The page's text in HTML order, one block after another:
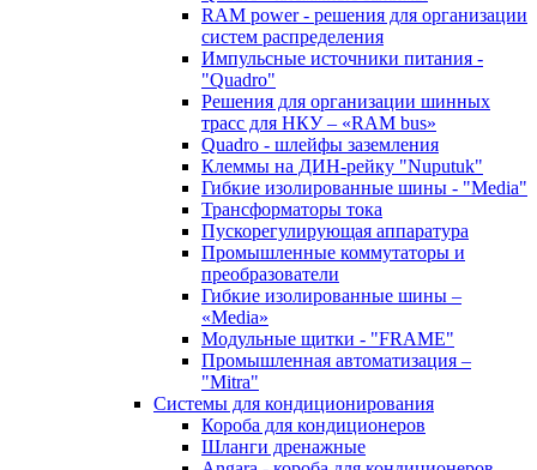
RAM power - решения для организации
систем распределения
Импульсные источники питания -
"Quadro"
Решения для организации шинных
трасс для НКУ – «RAM bus»
Quadro - шлейфы заземления
Клеммы на ДИН-рейку "Nuputuk"
Гибкие изолированные шины - "Media"
Трансформаторы тока
Пускорегулирующая аппаратура
Промышленные коммутаторы и
преобразователи
Гибкие изолированные шины –
«Media»
Модульные щитки - "FRAME"
Промышленная автоматизация –
"Mitra"
Системы для кондиционирования
Короба для кондиционеров
Шланги дренажные